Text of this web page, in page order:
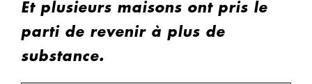
Et plusieurs maisons ont pris le
parti de revenir à plus de
substance.